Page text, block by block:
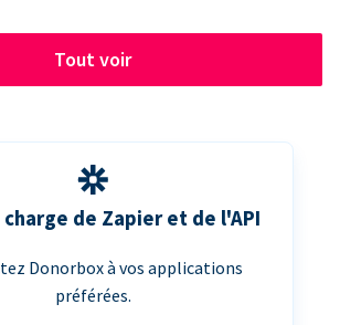
Tout voir
charge de Zapier et de l'API
Donorbox à vos applications
préférées.